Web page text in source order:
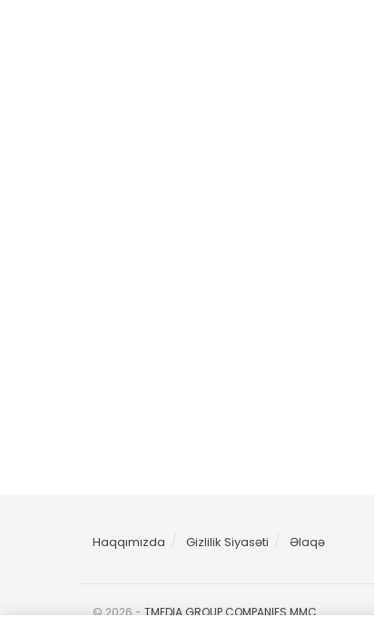
Haqqımızda Gizlilik Siyasəti Əlaqə
© 2026 -TMEDIA GROUP COMPANIES MMC